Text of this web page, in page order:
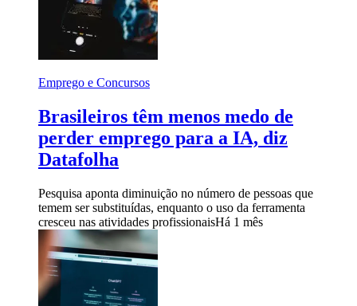
Emprego e Concursos
Brasileiros têm menos medo de
perder emprego para a IA, diz
Datafolha
Pesquisa aponta diminuição no número de pessoas que
temem ser substituídas, enquanto o uso da ferramenta
cresceu nas atividades profissionaisHá 1 mês